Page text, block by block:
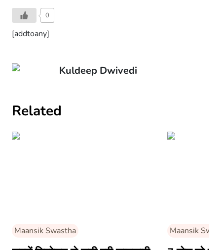
0
[addtoany]
Kuldeep Dwivedi
Related
Maansik Swastha Maansik